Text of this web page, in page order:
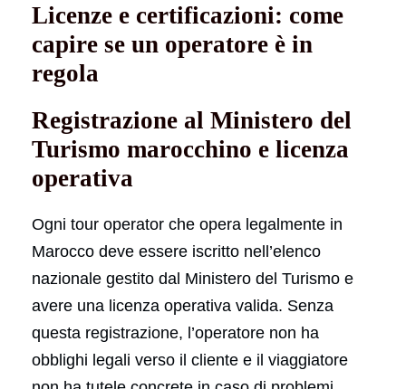
Licenze e certificazioni: come
capire se un operatore è in
regola
Registrazione al Ministero del
Turismo marocchino e licenza
operativa
Ogni tour operator che opera legalmente in
Marocco deve essere iscritto nell’elenco
nazionale gestito dal Ministero del Turismo e
avere una licenza operativa valida. Senza
questa registrazione, l’operatore non ha
obblighi legali verso il cliente e il viaggiatore